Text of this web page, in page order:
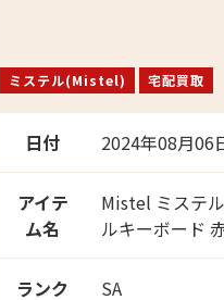
ミステル(Mistel) 宅配買取
日付 2024年08月06
アイテ
ム名
Mistel ミステ
ルキーボード
ランク SA